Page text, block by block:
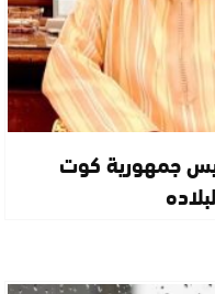
جمهورية كوت